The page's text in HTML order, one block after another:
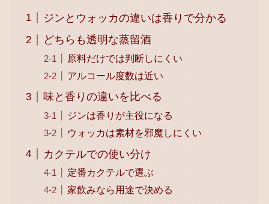
ジンとウォッカの違いは香りで分かる
どちらも透明な蒸留酒
原料だけでは判断しにくい
アルコール度数は近い
味と香りの違いを比べる
ジンは香りが主役になる
ウォッカは素材を邪魔しにくい
カクテルでの使い分け
定番カクテルで選ぶ
家飲みなら用途で決める